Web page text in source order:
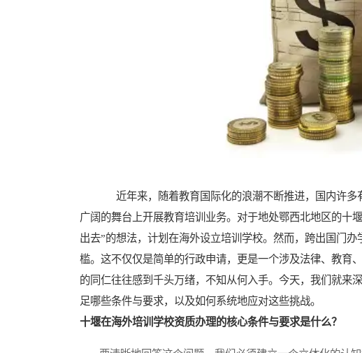
近年来，随着教育国际化的浪潮不断推进，国内许多
广阔的舞台上开展教育培训业务。对于地处鄂西北地区的十
出去”的想法，计划在海外设立培训学校。然而，跨出国门
槛。这不仅仅是简单的行政申请，更是一个涉及法律、教育
的同仁往往感到千头万绪，不知从何入手。今天，我们就来深
足哪些条件与要求，以及如何系统地应对这些挑战。
十堰在海外培训学校资质办理的核心条件与要求是什么？